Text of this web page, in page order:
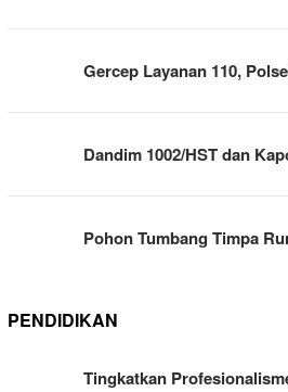
Gercep Layanan 110,
Dandim 1002/HST dan
Pohon Tumbang Timpa
PENDIDIKAN
Tingkatkan